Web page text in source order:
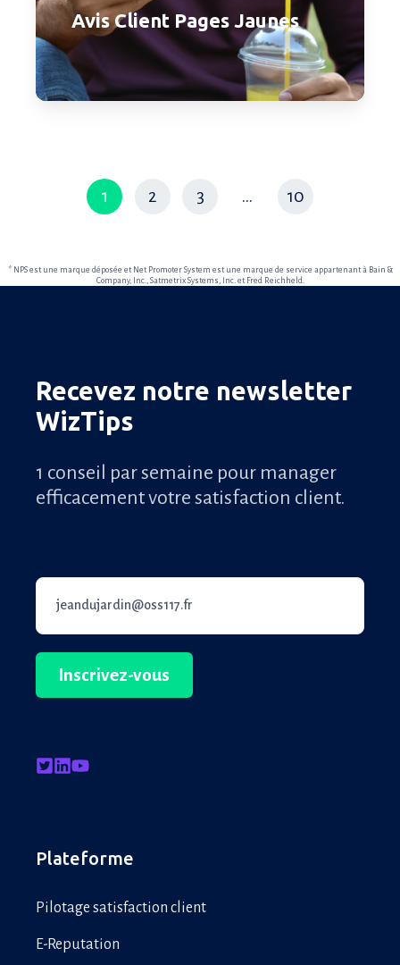
Avis Client Pages Jaunes
1 2 3 ... 10
* NPS est une marque déposée et Net Promoter System est une marque de service appartenant à Bain &
Company, Inc., Satmetrix Systems, Inc. et Fred Reichheld.
Recevez notre newsletter
WizTips
1 conseil par semaine pour manager
efficacement votre satisfaction client.
Plateforme
Pilotage satisfaction client
E-Reputation